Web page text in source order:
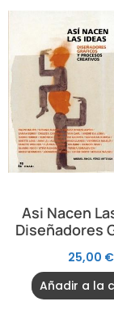
Asi Nacen
Diseñadores
25,00 €
Añadir a la